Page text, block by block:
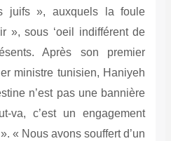
», auxquels la foule
», sous ‘oeil indifférent de
Après son premier
ministre tunisien, Haniyeh
n’est pas une bannière
va, c’est un engagement
« Nous avons souffert d’un